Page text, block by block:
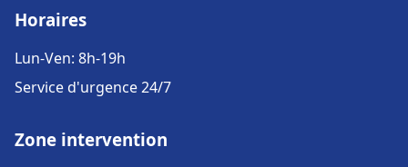
Horaires
Lun-Ven: 8h-19h
Service d'urgence 24/7
Zone intervention